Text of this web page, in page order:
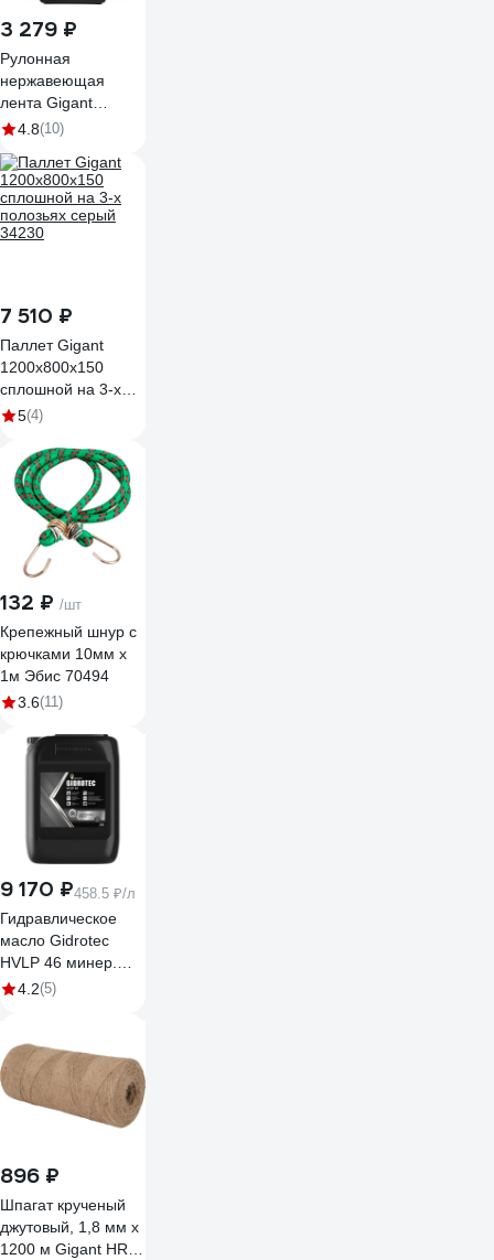
3 279 ₽
Рулонная
нержавеющая
лента Gigant
50м/20мм/0.7мм в
4.8(10)
7 510 ₽
Паллет Gigant
1200x800x150
сплошной на 3-х
полозьях серый
5(4)
132 ₽ /шт
Крепежный шнур с
крючками 10мм х
1м Эбис 70494
3.6(11)
9 170 ₽458.5 ₽/л
Гидравлическое
масло Gidrotec
HVLP 46 минер.
кан. 20 л
4.2(5)
896 ₽
Шпагат крученый
джутовый, 1,8 мм x
1200 м Gigant HRS-